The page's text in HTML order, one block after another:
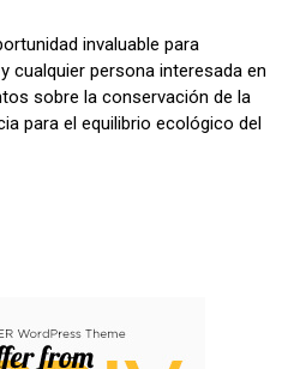
invaluable para
cualquier persona interesada en
sobre la conservación de la
para el equilibrio ecológico del